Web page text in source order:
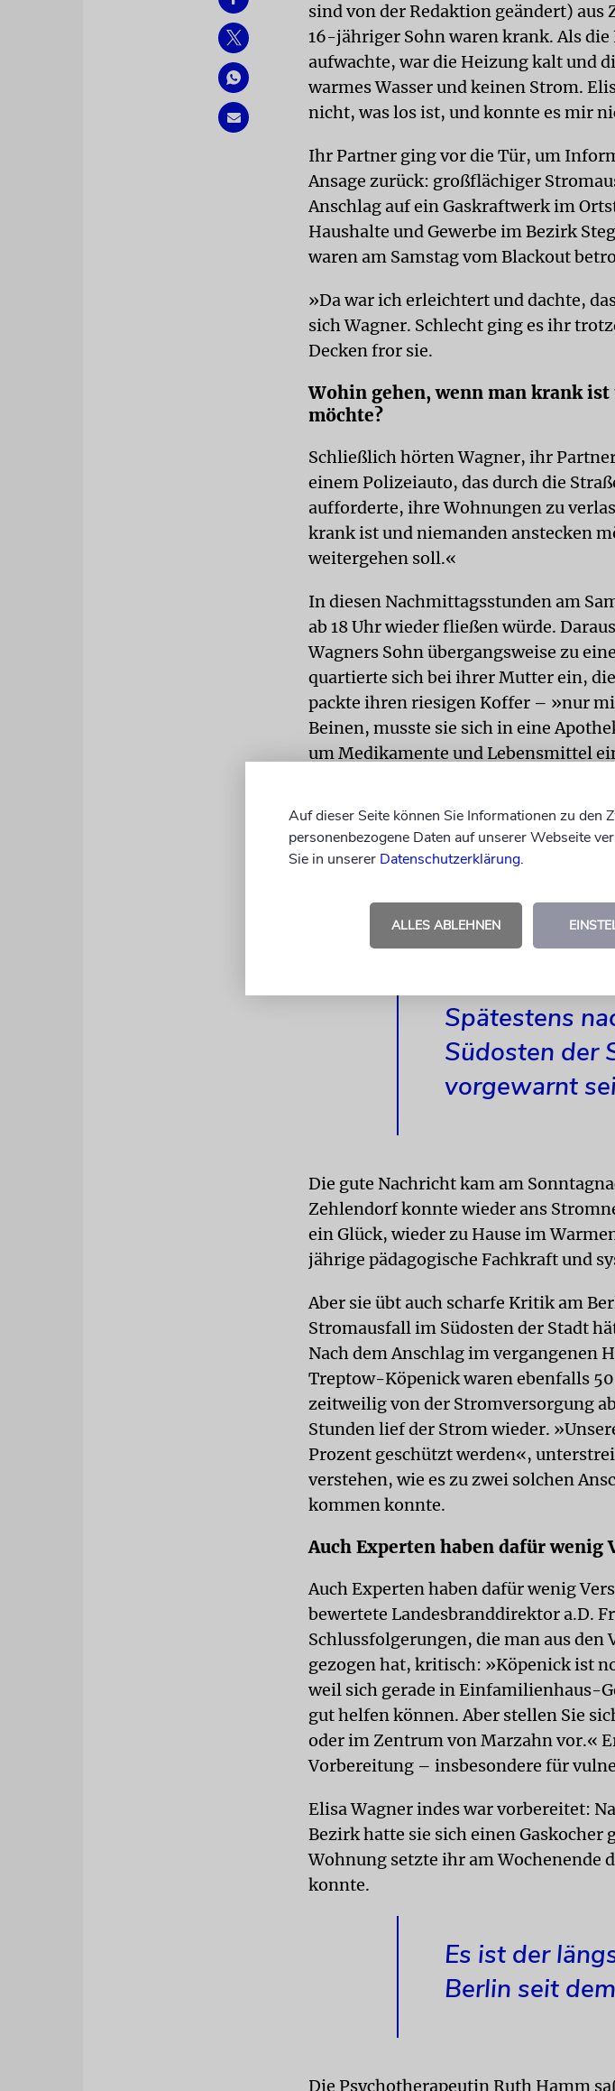
sind von der Redaktion geändert)
16-jähriger Sohn waren krank. Als
aufwachte, war die Heizung kalt und
warmes Wasser und keinen Strom.
nicht, was los ist, und konnte es mir
Ihr Partner ging vor die Tür, um
Ansage zurück: großflächiger
Anschlag auf ein Gaskraftwerk im
Haushalte und Gewerbe im Bezirk
waren am Samstag vom Blackout
»Da war ich erleichtert und dachte,
sich Wagner. Schlecht ging es ihr
Decken fror sie.
Wohin gehen, wenn man krank
möchte?
Schließlich hörten Wagner, ihr
einem Polizeiauto, das durch die
aufforderte, ihre Wohnungen zu
krank ist und niemanden anstecken
weitergehen soll.«
In diesen Nachmittagsstunden am
ab 18 Uhr wieder fließen würde.
Wagners Sohn übergangsweise zu
quartierte sich bei ihrer Mutter ein,
packte ihren riesigen Koffer – »nur
Beinen, musste sie sich in eine
um Medikamente und Lebensmittel
betroffen war, war zunächst auch
werden. »Lange würde ich es, ohne
nicht schaffen, dachte ich mir«, blickt
Sorgen: Würden die Rohre in der
überstehen? Wer käme im
die wichtigste Frage: Wann gibt es
Spätestens
Südosten der
vorgewarnt
Die gute Nachricht kam am
Zehlendorf konnte wieder ans
ein Glück, wieder zu Hause im
jährige pädagogische Fachkraft und
Aber sie übt auch scharfe Kritik am
Stromausfall im Südosten der Stadt
Nach dem Anschlag im vergangenen
Treptow-Köpenick waren ebenfalls
zeitweilig von der Stromversorgung
Stunden lief der Strom wieder.
Prozent geschützt werden«,
verstehen, wie es zu zwei solchen
kommen konnte.
Auch Experten haben dafür wenig
Auch Experten haben dafür wenig
bewertete Landesbranddirektor a.D.
Schlussfolgerungen, die man aus den
gezogen hat, kritisch: »Köpenick ist
weil sich gerade in Einfamilienhaus-
gut helfen können. Aber stellen Sie
oder im Zentrum von Marzahn vor.«
Vorbereitung – insbesondere für
Elisa Wagner indes war vorbereitet:
Bezirk hatte sie sich einen Gaskocher
Wohnung setzte ihr am Wochenende
konnte.
Es ist der
Berlin seit
Die Psychotherapeutin Ruth Hamm
Auf dieser Seite können Sie Informationen zu den
personenbezogene Daten auf unserer Webseite
Sie in unserer Datenschutzerklärung.
ALLES ABLEHNEN